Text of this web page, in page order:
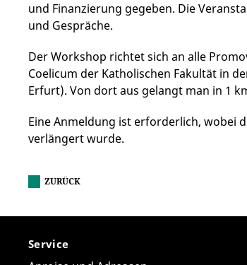
und Finanzierung gegeben. Die
und Gespräche.
Der Workshop richtet sich an alle
Coelicum der Katholischen Fakultät in
Erfurt). Von dort aus gelangt man in 1
Eine Anmeldung ist erforderlich, wobei
verlängert wurde.
ZURÜCK
Service